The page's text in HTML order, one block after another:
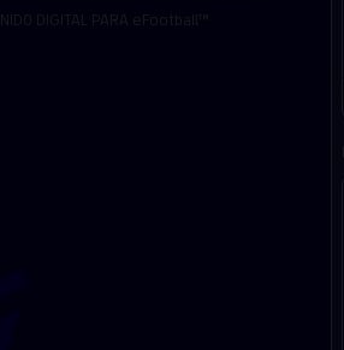
DIGITAL PARA eFootball™